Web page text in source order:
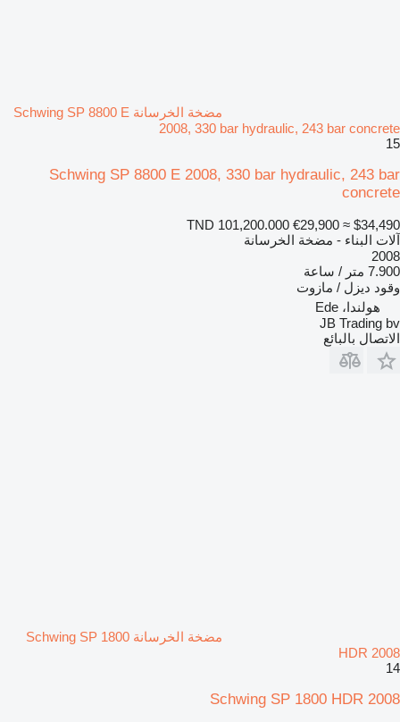
مضخة الخرسانة Schwing SP 8800 E
2008, 330 bar hydraulic, 243 bar concrete
15
Schwing SP 8800 E 2008, 330 bar hydraulic, 243 bar
concrete
TND 101,200.000 €29,900 ≈ $34,490
آلات البناء - مضخة الخرسانة
2008
7.900 متر / ساعة
وقود ديزل / مازوت
هولندا، Ede
JB Trading bv
الاتصال بالبائع
مضخة الخرسانة Schwing SP 1800
HDR 2008
14
Schwing SP 1800 HDR 2008